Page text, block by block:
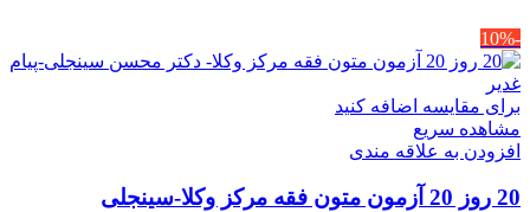
-10%
برای مقایسه اضافه کنید
مشاهده سریع
افزودن به علاقه مندی
20 روز 20 آزمون متون فقه مرکز وکلا-سینجلی